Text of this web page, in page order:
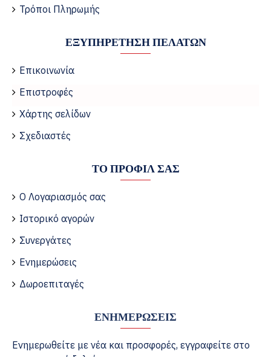
Τρόποι Πληρωμής
ΕΞΥΠΗΡΈΤΗΣΗ ΠΕΛΑΤΏΝ
Επικοινωνία
Επιστροφές
Χάρτης σελίδων
Σχεδιαστές
ΤΟ ΠΡΟΦΊΛ ΣΑΣ
Ο Λογαριασμός σας
Ιστορικό αγορών
Συνεργάτες
Ενημερώσεις
Δωροεπιταγές
ΕΝΗΜΕΡΏΣΕΙΣ
Ενημερωθείτε με νέα και προσφορές, εγγραφείτε στο